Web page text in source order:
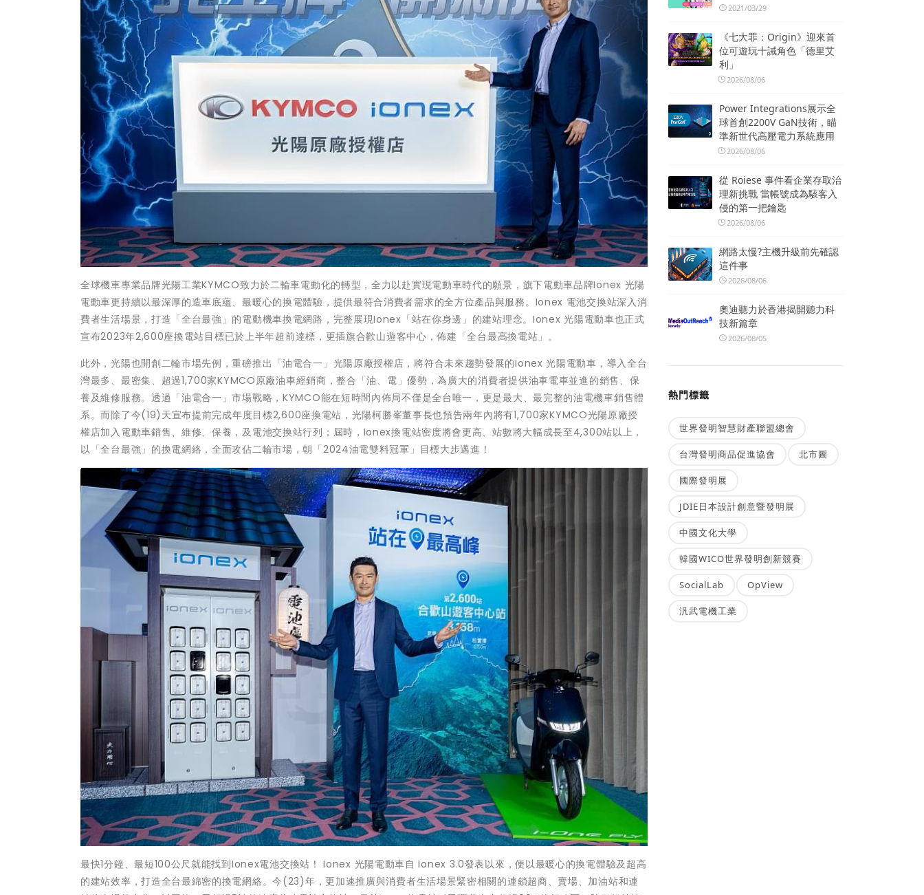
全球機車專業品牌光陽工業KYMCO致力於二輪車電動化的轉型，全力以赴實現電動車時代的願景，旗下電動車品牌Ionex 光陽
電動車更持續以最深厚的造車底蘊、最暖心的換電體驗，提供最符合消費者需求的全方位產品與服務。Ionex 電池交換站深入消
費者生活場景，打造「全台最強」的電動機車換電網路，完整展現Ionex「站在你身邊」的建站理念。Ionex 光陽電動車也正式
宣布2023年2,600座換電站目標已於上半年超前達標，更插旗合歡山遊客中心，佈建「全台最高換電站」。
此外，光陽也開創二輪市場先例，重磅推出「油電合一」光陽原廠授權店，將符合未來趨勢發展的Ionex 光陽電動車，導入全台
灣最多、最密集、超過1,700家KYMCO原廠油車經銷商，整合「油、電」優勢，為廣大的消費者提供油車電車並進的銷售、保
養及維修服務。透過「油電合一」市場戰略，KYMCO能在短時間內佈局不僅是全台唯一，更是最大、最完整的油電機車銷售體
系。而除了今(19)天宣布提前完成年度目標2,600座換電站，光陽柯勝峯董事長也預告兩年內將有1,700家KYMCO光陽原廠授
權店加入電動車銷售、維修、保養，及電池交換站行列；屆時，Ionex換電站密度將會更高、站數將大幅成長至4,300站以上，
以「全台最強」的換電網絡，全面攻佔二輪市場，朝「2024油電雙料冠軍」目標大步邁進！
最快1分鐘、最短100公尺就能找到Ionex電池交換站！ Ionex 光陽電動車自 Ionex 3.0發表以來，便以最暖心的換電體驗及超高
的建站效率，打造全台最綿密的換電網絡。今(23)年，更加速推廣與消費者生活場景緊密相關的連鎖超商、賣場、加油站和連
2021/03/29
《七大罪：Origin》迎來首
位可遊玩十誡角色「德里艾
利」
2026/08/06
Power Integrations展示全
球首創2200V GaN技術，瞄
準新世代高壓電力系統應用
2026/08/06
從 Roiese 事件看企業存取治
理新挑戰 當帳號成為駭客入
侵的第一把鑰匙
2026/08/06
網路太慢?主機升級前先確認
這件事
2026/08/06
奧迪聽力於香港揭開聽力科
技新篇章
2026/08/05
熱門標籤
世界發明智慧財產聯盟總會
台灣發明商品促進協會 北市圖
國際發明展
JDIE日本設計創意暨發明展
中國文化大學
韓國WICO世界發明創新競賽
SocialLab OpView
汎武電機工業